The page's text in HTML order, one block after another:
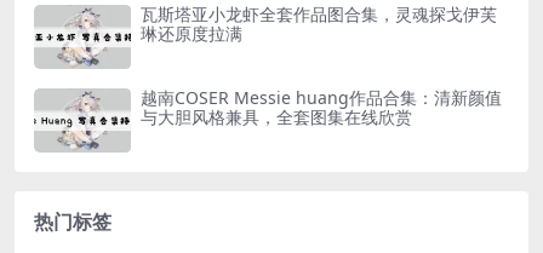
瓦斯塔亚小龙虾全套作品图合集，灵魂探戈伊芙
琳还原度拉满
越南COSER Messie huang作品合集：清新颜值
与大胆风格兼具，全套图集在线欣赏
热门标签